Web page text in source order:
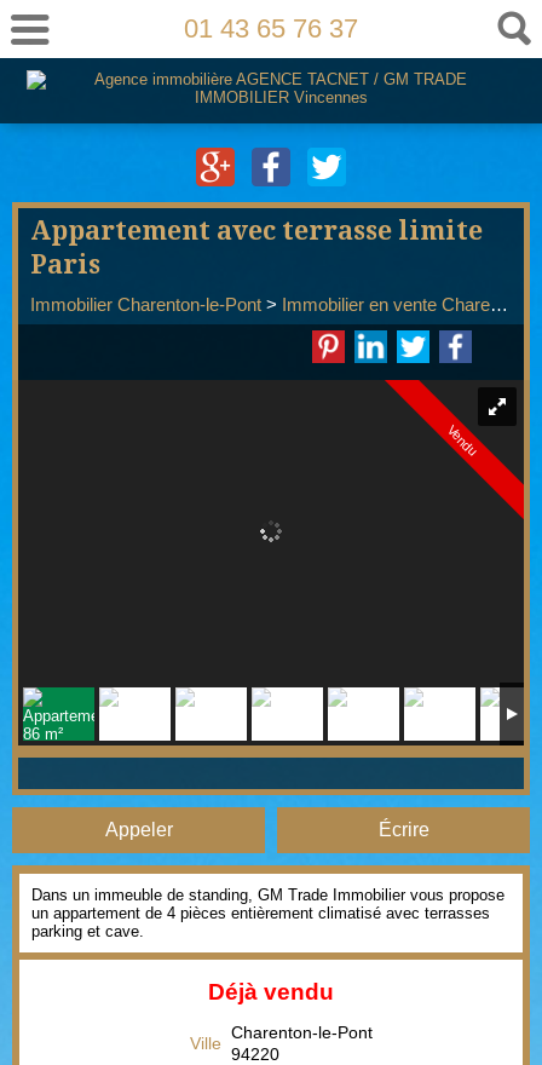
01 43 65 76 37
Appartement avec terrasse limite
Paris
Immobilier Charenton-le-Pont > Immobilier en vente Charenton-le-Pont
Vendu
Appeler Écrire
Dans un immeuble de standing, GM Trade Immobilier vous propose
un appartement de 4 pièces entièrement climatisé avec terrasses
parking et cave.
Déjà vendu
Ville
Charenton-le-Pont
94220